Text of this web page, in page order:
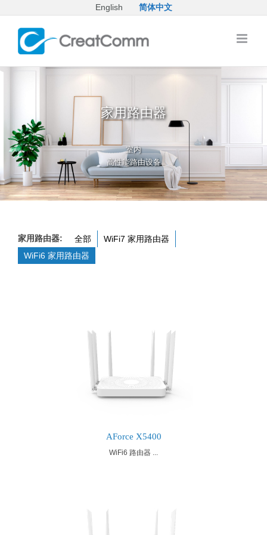
content
English 简体中文
家用路由器
室内
高性能路由设备
家用路由器: 全部
WiFi7 家用路由器
WiFi6 家用路由器
AForce X5400
WiFi6 路由器 ...